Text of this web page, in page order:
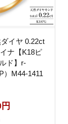
イヤ 0.22ct
ナ【K18ピ
ド】r-
）M44-1411